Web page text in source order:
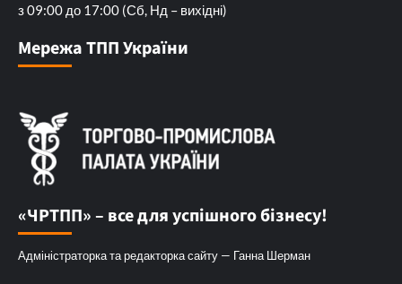
з 09:00 до 17:00 (Сб, Нд – вихідні)
Мережа ТПП України
«ЧРТПП» – все для успішного бізнесу!
Адміністраторка та редакторка сайту — Ганна Шерман